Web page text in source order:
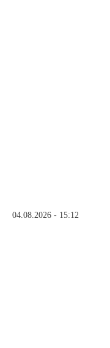
04.08.2026 - 15:12